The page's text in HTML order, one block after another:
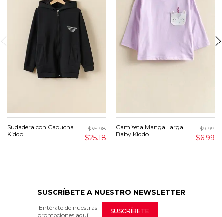
Sudadera con Capucha
Kiddo
$35.98
$25.18
Camiseta Manga Larga
Baby Kiddo
$9.99
$6.99
SUSCRÍBETE A NUESTRO NEWSLETTER
¡Entérate de nuestras
promociones aquí!
SUSCRÍBETE